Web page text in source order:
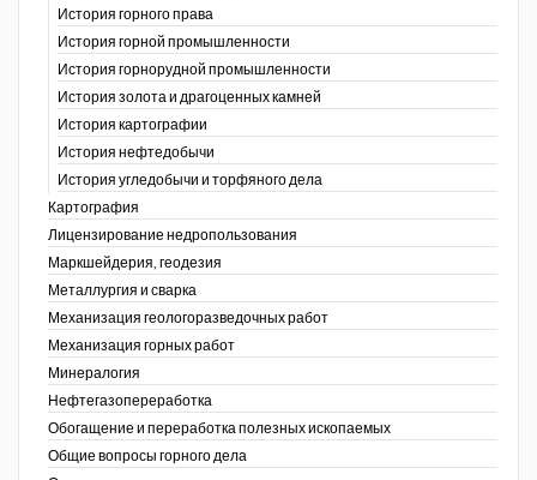
История горного права
История горной промышленности
История горнорудной промышленности
История золота и драгоценных камней
История картографии
История нефтедобычи
История угледобычи и торфяного дела
Картография
Лицензирование недропользования
Маркшейдерия, геодезия
Металлургия и сварка
Механизация геологоразведочных работ
Механизация горных работ
Минералогия
Нефтегазопереработка
Обогащение и переработка полезных ископаемых
Общие вопросы горного дела